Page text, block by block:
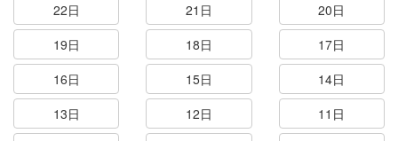
22日
21日
20日
19日
18日
17日
16日
15日
14日
13日
12日
11日